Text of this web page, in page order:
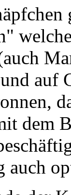
auf
dem
auch